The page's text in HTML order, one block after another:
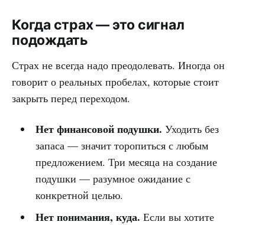
Когда страх — это сигнал
подождать
Страх не всегда надо преодолевать. Иногда он
говорит о реальных пробелах, которые стоит
закрыть перед переходом.
Нет финансовой подушки. Уходить без
запаса — значит торопиться с любым
предложением. Три месяца на создание
подушки — разумное ожидание с
конкретной целью.
Нет понимания, куда. Если вы хотите